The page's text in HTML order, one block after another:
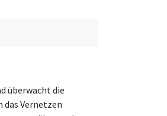
überwacht die
das Vernetzen